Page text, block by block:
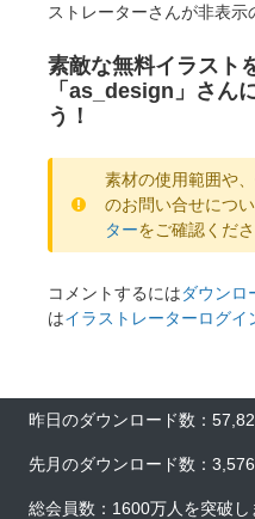
ストレーターさんが非表示
素敵な無料イラスト
「as_design」さん
う！
素材の使用範囲や
のお問い合せにつ
ターをご確認くださ
コメントするにはダウンロ
はイラストレーターログイ
昨日のダウンロード数：
先月のダウンロード数：
総会員数：1600万人を突破し